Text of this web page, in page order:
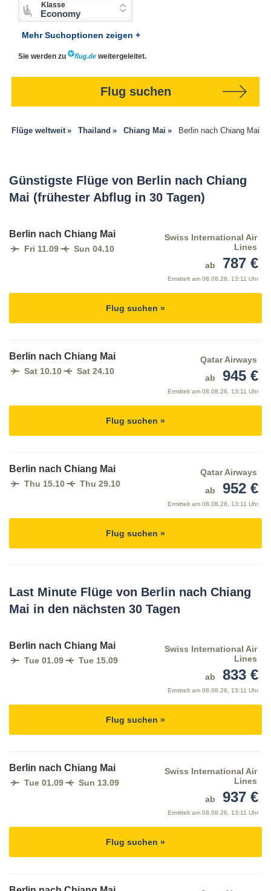
Klasse
Economy
Mehr Suchoptionen zeigen +
Sie werden zu weitergeleitet.
Flug suchen
Flüge weltweit Thailand Chiang Mai Berlin nach Chiang Mai
Günstigste Flüge von Berlin nach Chiang
Mai (frühester Abflug in 30 Tagen)
Berlin nach Chiang Mai
Fri 11.09 Sun 04.10
Swiss International Air
Lines
ab
787 €
Ermittelt am 08.08.26, 13:11 Uhr
Flug suchen »
Berlin nach Chiang Mai
Sat 10.10 Sat 24.10
Qatar Airways
ab
945 €
Ermittelt am 08.08.26, 13:11 Uhr
Flug suchen »
Berlin nach Chiang Mai
Thu 15.10 Thu 29.10
Qatar Airways
ab
952 €
Ermittelt am 08.08.26, 13:11 Uhr
Flug suchen »
Last Minute Flüge von Berlin nach Chiang
Mai in den nächsten 30 Tagen
Berlin nach Chiang Mai
Tue 01.09 Tue 15.09
Swiss International Air
Lines
ab
833 €
Ermittelt am 08.08.26, 13:11 Uhr
Flug suchen »
Berlin nach Chiang Mai
Tue 01.09 Sun 13.09
Swiss International Air
Lines
ab
937 €
Ermittelt am 08.08.26, 13:11 Uhr
Flug suchen »